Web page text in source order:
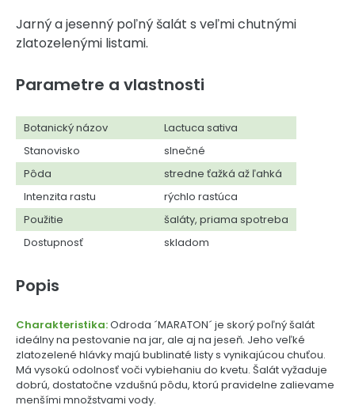
Jarný a jesenný poľný šalát s veľmi chutnými
zlatozelenými listami.
Parametre a vlastnosti
Botanický názov
Lactuca sativa
Stanovisko
slnečné
Pôda
stredne ťažká až ľahká
Intenzita rastu
rýchlo rastúca
Použitie
šaláty, priama spotreba
Dostupnosť
skladom
Popis
Charakteristika:Odroda ´MARATON´ je skorý poľný šalát
ideálny na pestovanie na jar, ale aj na jeseň. Jeho veľké
zlatozelené hlávky majú bublinaté listy s vynikajúcou chuťou.
Má vysokú odolnosť voči vybiehaniu do kvetu. Šalát vyžaduje
dobrú, dostatočne vzdušnú pôdu, ktorú pravidelne zalievame
menšími množstvami vody.